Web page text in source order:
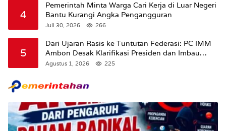
4
Pemerintah Minta Warga Cari Kerja di Luar Negeri
Bantu Kurangi Angka Pengangguran
Juli 30, 2026 266
5
Dari Ujaran Rasis ke Tuntutan Federasi: PC IMM
Ambon Desak Klarifikasi Presiden dan Imbau
Tunda Pengibaran Bendera Merah Putih Di
Agustus 1, 2026 225